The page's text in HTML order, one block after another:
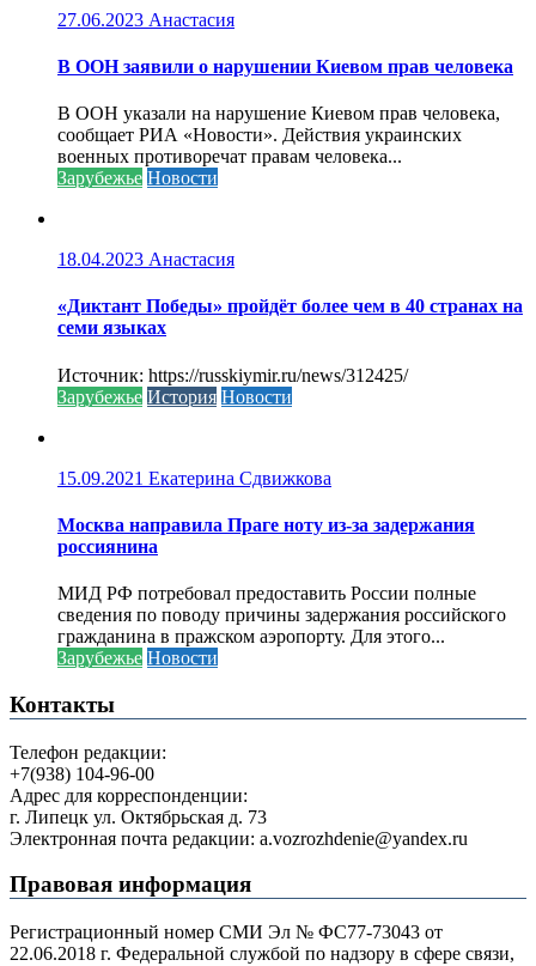
27.06.2023 Анастасия
В ООН заявили о нарушении Киевом прав человека
В ООН указали на нарушение Киевом прав человека,
сообщает РИА «Новости». Действия украинских
военных противоречат правам человека...
Зарубежье Новости
18.04.2023 Анастасия
«Диктант Победы» пройдёт более чем в 40 странах на
семи языках
Источник: https://russkiymir.ru/news/312425/
Зарубежье История Новости
15.09.2021 Екатерина Сдвижкова
Москва направила Праге ноту из-за задержания
россиянина
МИД РФ потребовал предоставить России полные
сведения по поводу причины задержания российского
гражданина в пражском аэропорту. Для этого...
Зарубежье Новости
Контакты
Телефон редакции:
+7(938) 104-96-00
Адрес для корреспонденции:
г. Липецк ул. Октябрьская д. 73
Электронная почта редакции: a.vozrozhdenie@yandex.ru
Правовая информация
Регистрационный номер СМИ Эл № ФС77-73043 от
22.06.2018 г. Федеральной службой по надзору в сфере связи,